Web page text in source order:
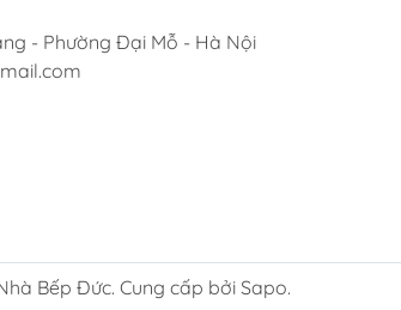
dụng được trong lò nướng
nhiệt 180°C
nhỏ giọt, có vạch đo dung tích
- Phường Đại Mỗ - Hà Nội
Bếp Đức. Cung cấp bởi Sapo.